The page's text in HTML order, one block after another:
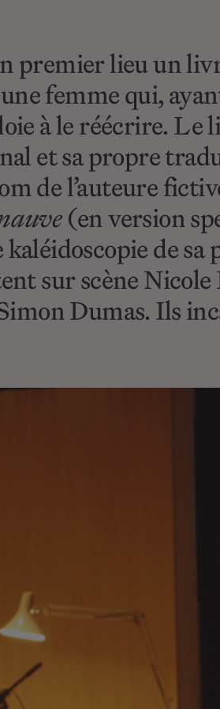
premier lieu un
femme qui,
à le réécrire.
et sa propre
de l’auteure
(en version
de sa
sur scène
Dumas. Ils